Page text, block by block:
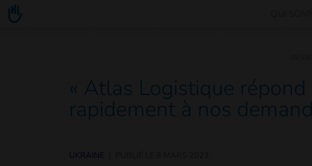
Go to main content
« Atlas Logistique répond
rapidement à nos
UKRAINE